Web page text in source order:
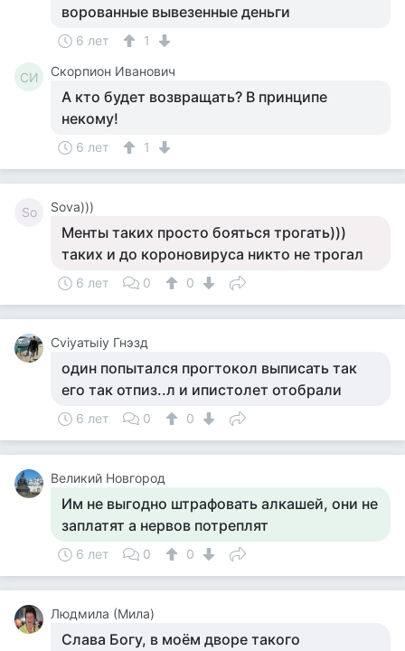
ворованные вывезенные деньги
6 лет 1
СИ Скорпион Иванович
А кто будет возвращать? В принципе
некому!
6 лет 1
So Sova)))
Менты таких просто бояться трогать)))
таких и до короновируса никто не трогал
6 лет 0 0
Cviyатыiy Гнэзд
один попытался прогтокол выписать так
его так отпиз..л и ипистолет отобрали
6 лет 0 0
Великий Новгород
Им не выгодно штрафовать алкашей, они не
заплатят а нервов потреплят
6 лет 0 0
Людмила (Мила)
Слава Богу, в моём дворе такого